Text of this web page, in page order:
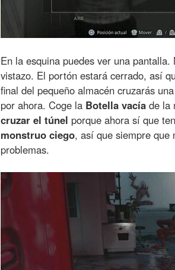
En la esquina puedes ver una
vistazo. El portón estará cerrado, así
final del pequeño almacén cruzarás
por ahora. Coge la Botella vacía de la
cruzar el túnel porque ahora sí que
monstruo ciego, así que siempre que
problemas.